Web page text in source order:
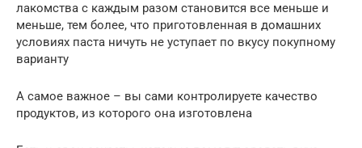
лакомства с каждым разом становится все меньше и
меньше, тем более, что приготовленная в домашних
условиях паста ничуть не уступает по вкусу покупному
варианту
А самое важное – вы сами контролируете качество
продуктов, из которого она изготовлена